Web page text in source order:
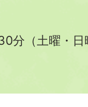
分（土曜・